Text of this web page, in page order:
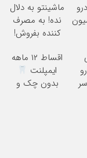
ماشینتو به دلال
نده! به مصرف
کننده بفروش!
یک تماس
اقساط ۱۲ ماهه
ایمپلنت
بدون چک و